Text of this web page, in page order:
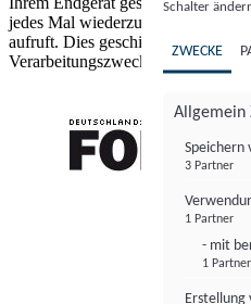
jedes Mal wiederzuerkennen,
aufruft. Dies geschieht für einen
Verarbeitungszwecke.
Schalter
ZWECKE
Allgemein
Speichern
3 Partner
1 Partner
- mit
1 Partner
Erstellung
FONDS professionell